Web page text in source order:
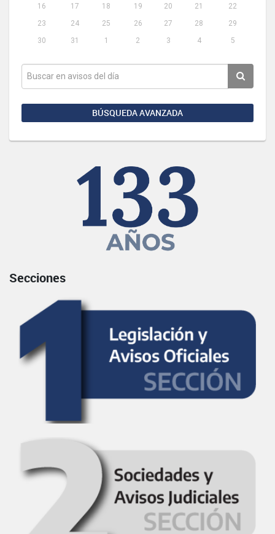
16
17 18 19 20 21
22
23
24 25 26 27 28
29
30
31 1 2 3 4 5
BÚSQUEDA AVANZADA
Secciones